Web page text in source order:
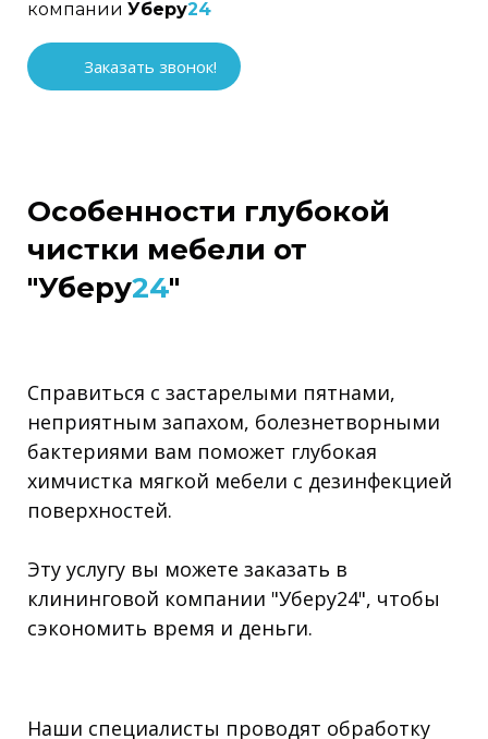
компании Уберу24
Заказать звонок!
Особенности глубокой
чистки мебели от
"Уберу24"
Справиться с застарелыми пятнами,
неприятным запахом, болезнетворными
бактериями вам поможет глубокая
химчистка мягкой мебели с дезинфекцией
поверхностей.
Эту услугу вы можете заказать в
клининговой компании "Уберу24", чтобы
сэкономить время и деньги.
Наши специалисты проводят обработку